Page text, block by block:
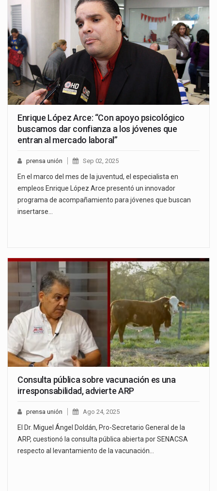
Enrique López Arce: “Con apoyo psicológico
buscamos dar confianza a los jóvenes que
entran al mercado laboral”
prensa unión Sep 02, 2025
En el marco del mes de la juventud, el especialista en
empleos Enrique López Arce presentó un innovador
programa de acompañamiento para jóvenes que buscan
insertarse…
Consulta pública sobre vacunación es una
irresponsabilidad, advierte ARP
prensa unión Ago 24, 2025
El Dr. Miguel Ángel Doldán, Pro-Secretario General de la
ARP, cuestionó la consulta pública abierta por SENACSA
respecto al levantamiento de la vacunación…